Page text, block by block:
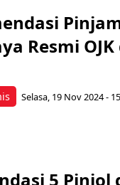
Resmi
Selasa, 19 Nov 2024 -
5 Pinjol